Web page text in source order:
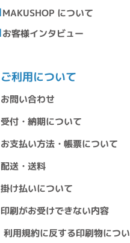
MAKUSHOP について
お客様インタビュー
ご利用について
お問い合わせ
受付・納期について
お支払い方法・帳票について
配送・送料
掛け払いについて
印刷がお受けできない内容
利用規約に反する印刷物につい